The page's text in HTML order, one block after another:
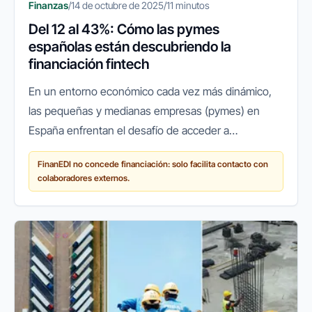
Finanzas/14 de octubre de 2025/11 minutos
Del 12 al 43%: Cómo las pymes
españolas están descubriendo la
financiación fintech
En un entorno económico cada vez más dinámico,
las pequeñas y medianas empresas (pymes) en
España enfrentan el desafío de acceder a
financiación ágil y flexible para crecer, innovar o
simplemente mantener sus...
FinanEDI no concede financiación: solo facilita contacto con
colaboradores externos.